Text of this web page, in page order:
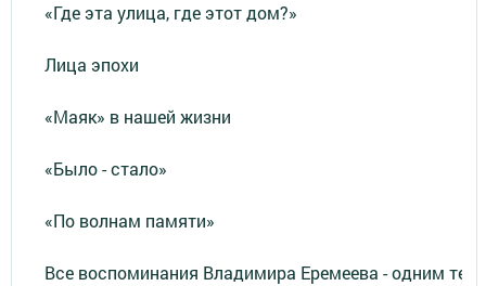
«Где эта улица, где этот дом?»
Лица эпохи
«Маяк» в нашей жизни
«Было - стало»
«По волнам памяти»
Все воспоминания Владимира Еремеева - одним